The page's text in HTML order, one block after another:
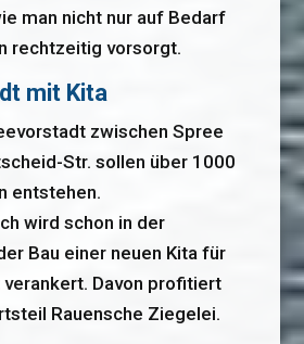
man nicht nur auf Bedarf
rechtzeitig vorsorgt.
mit Kita
zwischen Spree
Str. sollen über 1000
entstehen.
wird schon in der
Bau einer neuen Kita für
Davon profitiert
Rauensche Ziegelei.